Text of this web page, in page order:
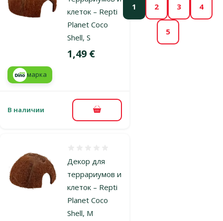
клеток – Repti
Planet Coco
Shell, S
Цена
1,49 €
марка
В наличии В корзину
Декор для
террариумов и
клеток – Repti
Planet Coco
Shell, M
1 2 3 4
5